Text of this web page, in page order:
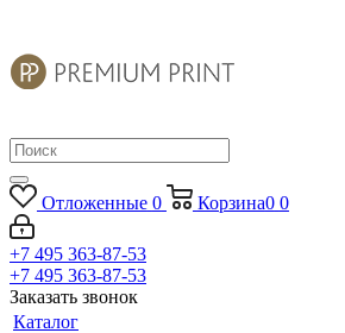
Отложенные 0 Корзина0 0
+7 495 363-87-53
+7 495 363-87-53
Заказать звонок
Каталог